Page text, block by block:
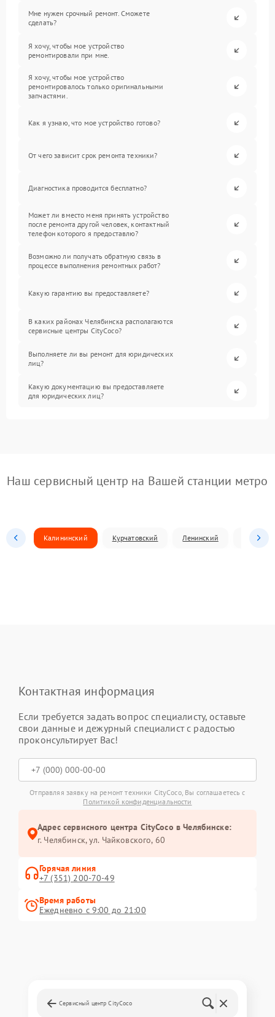
Мне нужен срочный ремонт. Сможете
сделать?
Я хочу, чтобы мое устройство
ремонтировали при мне.
Я хочу, чтобы мое устройство
ремонтировалось только оригинальными
запчастями.
Как я узнаю, что мое устройство готово?
От чего зависит срок ремонта техники?
Диагностика проводится бесплатно?
Может ли вместо меня принять устройство
после ремонта другой человек, контактный
телефон которого я предоставлю?
Возможно ли получать обратную связь в
процессе выполнения ремонтных работ?
Какую гарантию вы предоставляете?
В каких районах Челябинска располагаются
сервисные центры CityCoco?
Выполняете ли вы ремонт для юридических
лиц?
Какую документацию вы предоставляете
для юридических лиц?
Наш сервисный центр на Вашей станции метро
Калининский Курчатовский Ленинский
Контактная информация
Если требуется задать вопрос специалисту, оставьте
свои данные и дежурный специалист с радостью
проконсультирует Вас!
Отправляя заявку на ремонт техники CityCoco, Вы соглашаетесь с
Политикой конфиденциальности
Адрес сервисного центра CityCoco в Челябинске:
г. Челябинск, ул. Чайковского, 60
Горячая линия
+7 (351) 200-70-49
Время работы
Ежедневно с 9:00 до 21:00
Сервисный центр CityCoco